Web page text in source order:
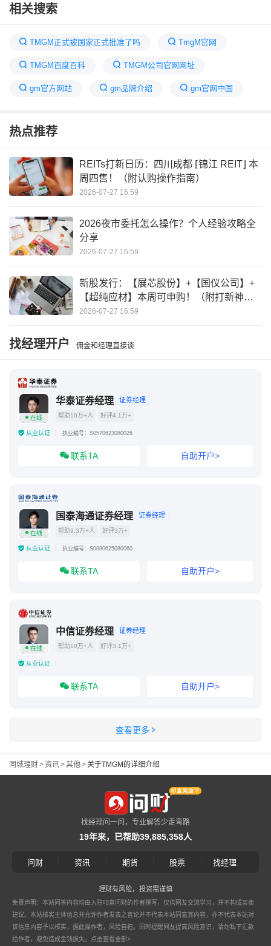
相关搜索
TMGM正式被国家正式批准了吗 TmgM官网
TMGM百度百科 TMGM公司官网网址
gm官方网站 gm品牌介绍 gm官网中国
TMGM官方版下载
Tmgm
热点推荐
REITs打新日历：四川成都 ⌈锦江 REIT⌋ 本
周四售！（附认购操作指南）
2026-07-27 16:59
2026夜市委托怎么操作？个人经验攻略全
分享
2026-07-27 16:59
新股发行：【展芯股份】+【国仪公司】+
【超纯应材】本周可申购！（附打新神
器）
2026-07-27 16:59
找经理开户 佣金和经理直接谈
在线
华泰证券经理 证券经理
帮助10万+人 好评4.1万+
从业认证 执业编号：S0570623080026
联系TA 自助开户>
在线
国泰海通证券经理 证券经理
帮助9.3万+人 好评3万+
从业认证 执业编号：S0880625080060
联系TA 自助开户>
在线
中信证券经理 证券经理
帮助10万+人 好评3.1万+
从业认证
联系TA 自助开户>
查看更多
同城理财>资讯>其他>关于TMGM的详细介绍
找经理问一问，专业解答少走弯路
19年来，已帮助39,885,358人
问财 资讯 期货 股票 找经理
理财有风险，投资需谨慎
免责声明：本站问答内容均由入驻叩富问财的作者撰写，仅供网友交流学习，并不构成买卖
建议。本站核实主体信息并允许作者发表之言论并不代表本站同意其内容，亦不代表本站对
该信息内容予以核实，据此操作者，风险自担。同时提醒网友提高风险意识，请勿私下汇款
给作者，避免造成金钱损失。 点击查看全部>